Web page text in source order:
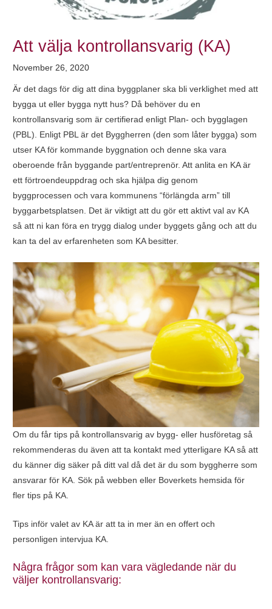
Att välja kontrollansvarig (KA)
November 26, 2020
Är det dags för dig att dina byggplaner ska bli verklighet med att
bygga ut eller bygga nytt hus? Då behöver du en
kontrollansvarig som är certifierad enligt Plan- och bygglagen
(PBL). Enligt PBL är det Byggherren (den som låter bygga) som
utser KA för kommande byggnation och denne ska vara
oberoende från byggande part/entreprenör. Att anlita en KA är
ett förtroendeuppdrag och ska hjälpa dig genom
byggprocessen och vara kommunens “förlängda arm” till
byggarbetsplatsen. Det är viktigt att du gör ett aktivt val av KA
så att ni kan föra en trygg dialog under byggets gång och att du
kan ta del av erfarenheten som KA besitter.
Om du får tips på kontrollansvarig av bygg- eller husföretag så
rekommenderas du även att ta kontakt med ytterligare KA så att
du känner dig säker på ditt val då det är du som byggherre som
ansvarar för KA. Sök på webben eller Boverkets hemsida för
fler tips på KA.
Tips inför valet av KA är att ta in mer än en offert och
personligen intervjua KA.
Några frågor som kan vara vägledande när du
väljer kontrollansvarig: